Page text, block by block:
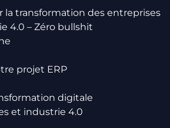
la transformation des entreprises
4.0 – Zéro bullshit
projet ERP
digitale
et industrie 4.0